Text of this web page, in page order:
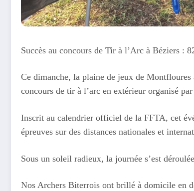
Succès au concours de Tir à l’Arc à Béziers :
Ce dimanche, la plaine de jeux de
concours de tir à l’arc en extérieur organisé
Inscrit au calendrier officiel de la FFTA, cet
épreuves sur des distances nationales et
Sous un soleil radieux, la journée s’est
Nos Archers Biterrois ont brillé à domicile en